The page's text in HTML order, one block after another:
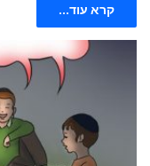
קרא עוד...